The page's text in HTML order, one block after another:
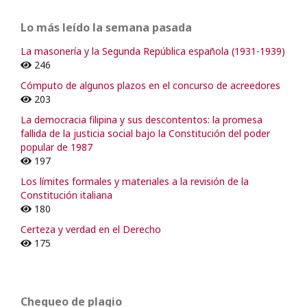
Lo más leído la semana pasada
La masonería y la Segunda República española (1931-1939)
246
Cómputo de algunos plazos en el concurso de acreedores
203
La democracia filipina y sus descontentos: la promesa
fallida de la justicia social bajo la Constitución del poder
popular de 1987
197
Los límites formales y materiales a la revisión de la
Constitución italiana
180
Certeza y verdad en el Derecho
175
Chequeo de plagio